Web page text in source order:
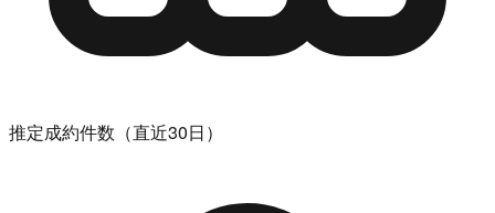
推定成約件数（直近30日）